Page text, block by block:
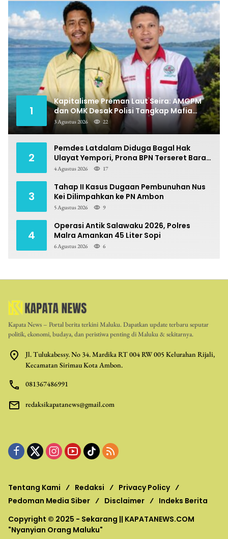
1
Kapitalisme Preman Laut Seira: AMGPM
dan OMK Desak Polisi Tangkap Mafia
Pungli
3 Agustus 2026 22
2
Pemdes Latdalam Diduga Bagal Hak
Ulayat Yempori, Prona BPN Terseret Bara
Sengketa
4 Agustus 2026 17
3
Tahap II Kasus Dugaan Pembunuhan Nus
Kei Dilimpahkan ke PN Ambon
5 Agustus 2026 9
4
Operasi Antik Salawaku 2026, Polres
Malra Amankan 45 Liter Sopi
6 Agustus 2026 6
Kapata News – Portal berita terkini Maluku. Dapatkan update terbaru seputar
politik, ekonomi, budaya, dan peristiwa penting di Maluku & sekitarnya.
Jl. Tulukabessy. No 34. Mardika RT 004 RW 005 Kelurahan Rijali,
Kecamatan Sirimau Kota Ambon.
081367486991
redaksikapatanews@gmail.com
Tentang Kami Redaksi
Privacy Policy
Pedoman Media Siber
Disclaimer
Indeks Berita
Copyright © 2025 - Sekarang || KAPATANEWS.COM
"Nyanyian Orang Maluku"